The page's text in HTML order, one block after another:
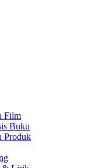
Film
Buku
Produk